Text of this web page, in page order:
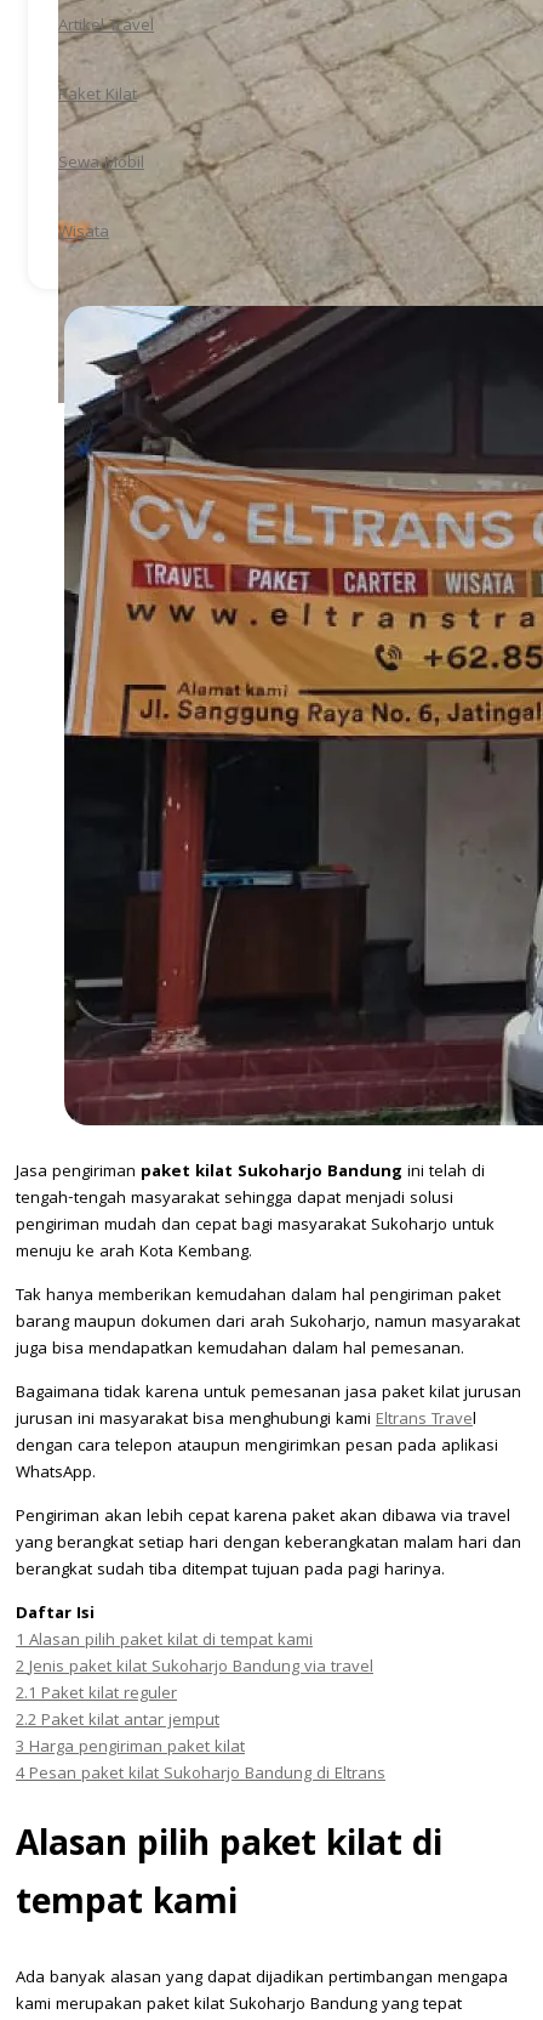
Artikel Travel
Paket Kilat
Sewa Mobil
Wisata
Jasa pengiriman paket kilat Sukoharjo Bandung ini telah di
tengah-tengah masyarakat sehingga dapat menjadi solusi
pengiriman mudah dan cepat bagi masyarakat Sukoharjo untuk
menuju ke arah Kota Kembang.
Tak hanya memberikan kemudahan dalam hal pengiriman paket
barang maupun dokumen dari arah Sukoharjo, namun masyarakat
juga bisa mendapatkan kemudahan dalam hal pemesanan.
Bagaimana tidak karena untuk pemesanan jasa paket kilat jurusan
jurusan ini masyarakat bisa menghubungi kami Eltrans Travel
dengan cara telepon ataupun mengirimkan pesan pada aplikasi
WhatsApp.
Pengiriman akan lebih cepat karena paket akan dibawa via travel
yang berangkat setiap hari dengan keberangkatan malam hari dan
berangkat sudah tiba ditempat tujuan pada pagi harinya.
Daftar Isi
1Alasan pilih paket kilat di tempat kami
2Jenis paket kilat Sukoharjo Bandung via travel
2.1Paket kilat reguler
2.2Paket kilat antar jemput
3Harga pengiriman paket kilat
4Pesan paket kilat Sukoharjo Bandung di Eltrans
Alasan pilih paket kilat di
tempat kami
Ada banyak alasan yang dapat dijadikan pertimbangan mengapa
kami merupakan paket kilat Sukoharjo Bandung yang tepat